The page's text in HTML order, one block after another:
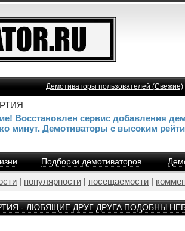
Демотиваторы пользователей (Свежие)
Восстановлен сервис добавления
минут. Демотиваторы с высоким
Подборки демотиваторов
| популярности | посещаемости |
- ЛЮБЯЩИЕ ДРУГ ДРУГА ПОДОБНЫ